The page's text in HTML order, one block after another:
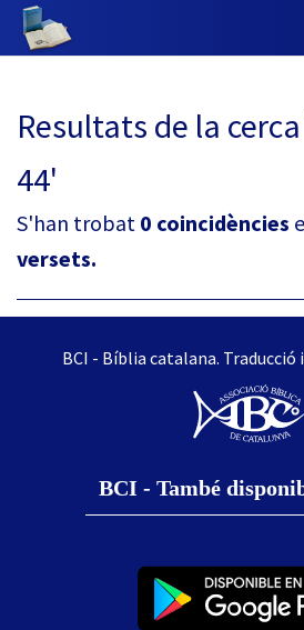
Resultats de la
44'
S'han trobat 0 coincidències
versets.
BCI - Bíblia catalana.
BCI - També